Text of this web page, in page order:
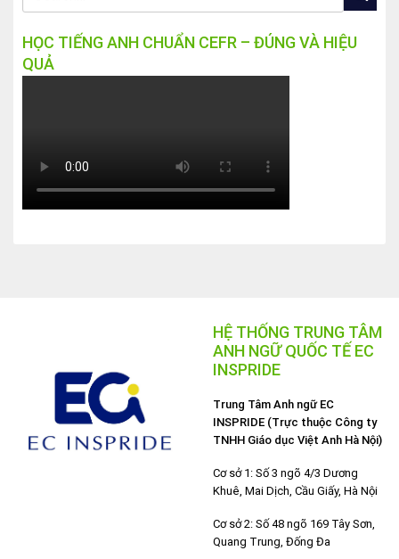
HỌC TIẾNG ANH CHUẨN CEFR – ĐÚNG VÀ HIỆU
QUẢ
HỆ THỐNG TRUNG TÂM
ANH NGỮ QUỐC TẾ EC
INSPRIDE
Trung Tâm Anh ngữ EC
INSPRIDE (Trực thuộc Công ty
TNHH Giáo dục Việt Anh Hà Nội)
Cơ sở 1: Số 3 ngõ 4/3 Dương
Khuê, Mai Dịch, Cầu Giấy, Hà Nội
Cơ sở 2: Số 48 ngõ 169 Tây Sơn,
Quang Trung, Đống Đa